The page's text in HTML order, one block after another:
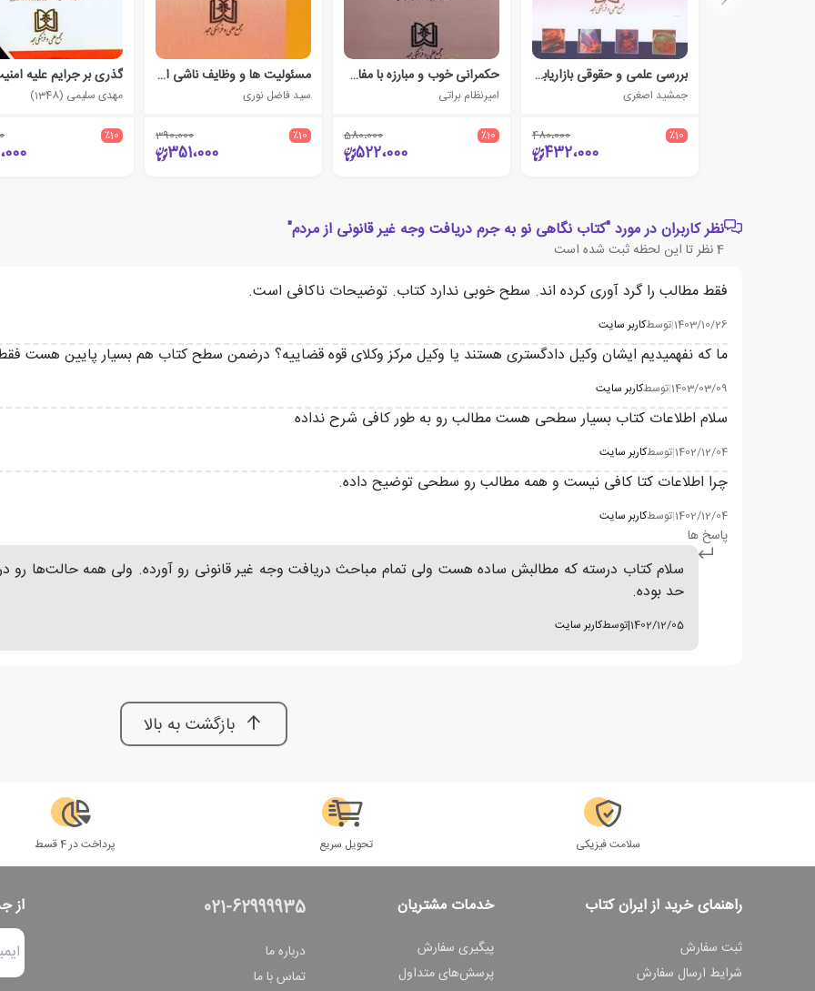
بررسی علمی و حقوقی بازاریابی شبکه ای
جمشید اصغری
٪10 480،000
432،000
حکمرانی خوب و مبارزه با مفاسد اقتصادی
امیرنظام براتی
٪10 580،000
522،000
مسئولیت ها و وظایف ناشی از قتل از منظر فقه و قانون
سید فاضل نوری
٪10 390،000
351،000
مهدی سلیمی (1348)
٪10
نظر کاربران در مورد "کتاب نگاهی نو به جرم دریافت وجه غیر قانونی از مردم"
4نظر تا این لحظه ثبت شده است
فقط مطالب را گرد آوری کرده اند. سطح خوبی ندارد کتاب. توضیحات ناکافی است.
1403/10/26
|توسطکاربر سایت
ما که نفهمیدیم ایشان وکیل دادگستری هستند یا وکیل مرکز وکلای قوه قضاییه؟ درضمن سطح کتاب هم بسیار پایین هست
1403/03/09
|توسطکاربر سایت
سلام اطلاعات کتاب بسیار سطحی هست مطالب رو به طور کافی شرح نداده
1402/12/04
|توسطکاربر سایت
چرا اطلاعات کتا کافی نیست و همه مطالب رو سطحی توضیح داده.
1402/12/04
|توسطکاربر سایت
پاسخ ها
سلام کتاب درسته که مطالبش ساده هست ولی تمام مباحث دریافت وجه غیر قانونی رو آورده. ولی همه حالت‌ها رو
حد بوده.
1402/12/05
|توسطکاربر سایت
بازگشت به بالا
سلامت فیزیکی تحویل سریع پرداخت در 4 قسط
راهنمای خرید از ایران کتاب
ثبت سفارش
شرایط ارسال سفارش
خدمات مشتریان
پیگیری سفارش
پرسش‌های متداول
021-62999935
درباره ما
تماس با ما
از